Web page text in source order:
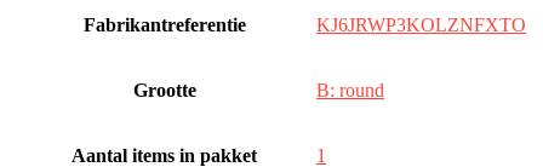
Fabrikantreferentie ‎KJ6JRWP3KOLZNFXTO
Grootte ‎B: round
Aantal items in pakket ‎1